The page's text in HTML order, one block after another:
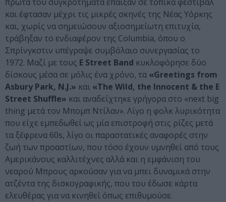
και έφτασαν μέχρι τις μικρές σκηνές της Νέας Υόρκης
και, χωρίς να σημειώσουν αξιοσημείωτη επιτυχία,
τράβηξαν το ενδιαφέρον της Columbia, όπου ο
Σπρίνγκστιν υπέγραψε συμβόλαιο συνεργασίας το
1972. Μαζί με τους E Street Band κυκλοφόρησε δύο
δίσκους μέσα σε μόλις ένα χρόνο, τα «Greetings from
Asbury Park, N.J.» και «The Wild, the Innocent & the E
Street Shuffle» και αναδείχτηκε γρήγορα στο «next big
thing μετά τον Μπομπ Ντίλαν». Λίγο η φολκ λυρικότητα
που είχε εμπεδωθεί ως μία επιστροφή στις ρίζες μετά
τα ξέφρενα 60s, λίγο οι παραστατικές αναφορές στην
ζωή των προαστίων, που τόσο έχουν υμνηθεί από τους
Αμερικάνους καλλιτέχνες αλλά και η εμφάνιση του
νεαρού Μπρους αρκούσαν για να μπει δυναμικά στην
ατζέντα της δισκογραφικής, που του έδωσε κάρτα
ελευθέρας για να κινηθεί όπως επιθυμούσε.